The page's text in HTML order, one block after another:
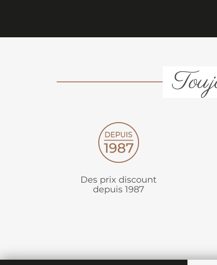
Des prix discount
depuis 1987